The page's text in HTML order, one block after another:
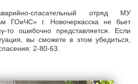
спасательный отряд МУ
ГОиЧС» г. Новочеркасска не бьет
то ошибочно представляется. Если
вы сможете в этом убедиться,
2-80-63.